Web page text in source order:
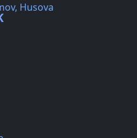
Husova